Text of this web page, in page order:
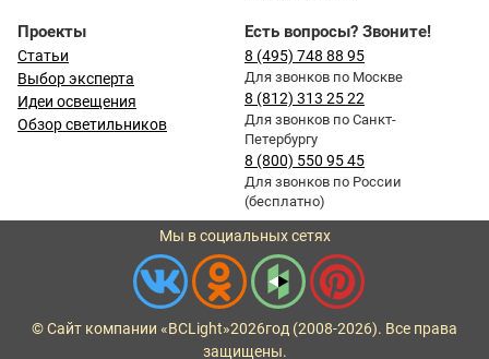
Проекты
Статьи
Выбор эксперта
Идеи освещения
Обзор светильников
Есть вопросы? Звоните!
8 (495) 748 88 95
Для звонков по Москве
8 (812) 313 25 22
Для звонков по Санкт-
Петербургу
8 (800) 550 95 45
Для звонков по России
(бесплатно)
Мы в социальных сетях
© Сайт компании «BCLight»2026год (2008-2026). Все права
защищены.